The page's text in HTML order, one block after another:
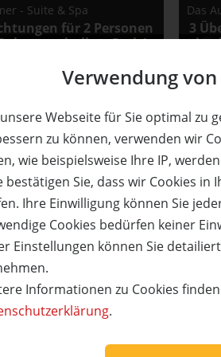
Verwendung
Webseite für Sie optimal zu
zu können, verwenden wir
wie beispielsweise Ihre IP,
bestätigen Sie, dass wir Cookies in
Ihre Einwilligung können Sie
Cookies bedürfen keiner
Einstellungen können Sie
Informationen zu Cookies
.
- Suite & Spa
für 2 Personen
zum halben Preis!
JETZTBESTELLEN
Preis:
€
Verfügbar:
12 3,50 €
Das
3
in